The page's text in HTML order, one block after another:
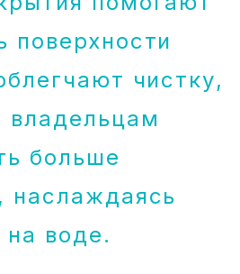
поверхности
чистку,
владельцам
больше
наслаждаясь
воде.